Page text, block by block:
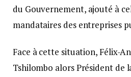
du Gouvernement, ajouté à
mandataires des entreprises
Face à cette situation, Félix-
Tshilombo alors Président de